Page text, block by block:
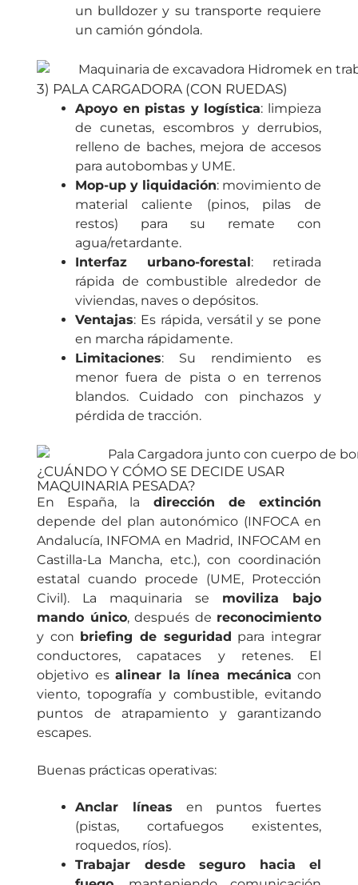
un bulldozer y su transporte requiere
un camión góndola.
3) PALA CARGADORA (CON RUEDAS)
Apoyo en pistas y logística: limpieza
de cunetas, escombros y derrubios,
relleno de baches, mejora de accesos
para autobombas y UME.
Mop-up y liquidación: movimiento de
material caliente (pinos, pilas de
restos) para su remate con
agua/retardante.
Interfaz urbano-forestal: retirada
rápida de combustible alrededor de
viviendas, naves o depósitos.
Ventajas: Es rápida, versátil y se pone
en marcha rápidamente.
Limitaciones: Su rendimiento es
menor fuera de pista o en terrenos
blandos. Cuidado con pinchazos y
pérdida de tracción.
¿CUÁNDO Y CÓMO SE DECIDE USAR
MAQUINARIA PESADA?
En España, la dirección de extinción
depende del plan autonómico (INFOCA en
Andalucía, INFOMA en Madrid, INFOCAM en
Castilla-La Mancha, etc.), con coordinación
estatal cuando procede (UME, Protección
Civil). La maquinaria se moviliza bajo
mando único, después de reconocimiento
y con briefing de seguridad para integrar
conductores, capataces y retenes. El
objetivo es alinear la línea mecánica con
viento, topografía y combustible, evitando
puntos de atrapamiento y garantizando
escapes.
Buenas prácticas operativas:
Anclar líneas en puntos fuertes
(pistas, cortafuegos existentes,
roquedos, ríos).
Trabajar desde seguro hacia el